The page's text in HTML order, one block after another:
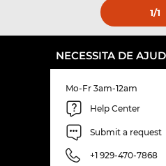
1/1
NECESSITA DE
Mo-Fr 3am-12am
Help Center
Submit a request
+1 929-470-7868